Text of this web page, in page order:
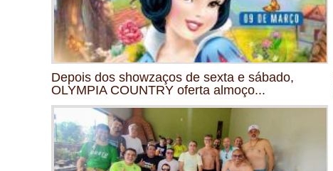
Depois dos showzaços de sexta e sábado,
OLYMPIA COUNTRY oferta almoço...